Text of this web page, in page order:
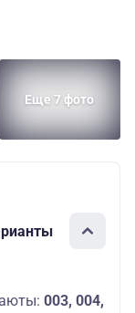
Еще 7 фото
003, 004,